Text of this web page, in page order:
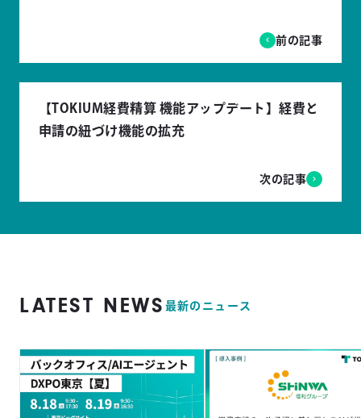
前の記事
【TOKIUM経費精算 機能アップデート】経費と
申請の紐づけ機能の拡充
次の記事
LATEST NEWS 最新のニュース